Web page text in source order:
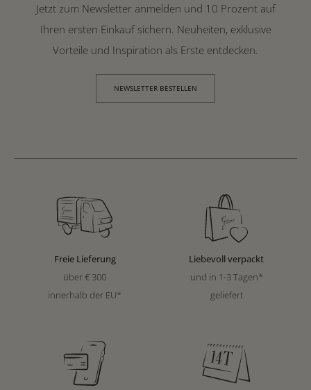
Jetzt zum Newsletter anmelden und 10 Prozent auf
Ihren ersten Einkauf sichern. Neuheiten, exklusive
Vorteile und Inspiration als Erste entdecken.
NEWSLETTER BESTELLEN
Freie Lieferung
über € 300
innerhalb der EU*
Liebevoll verpackt
und in 1-3 Tagen*
geliefert